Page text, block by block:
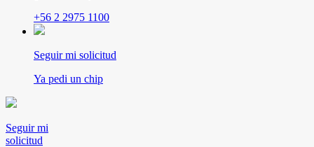
+56 2 2975 1100
Seguir mi solicitud
Ya pedi un chip
Seguir mi
solicitud